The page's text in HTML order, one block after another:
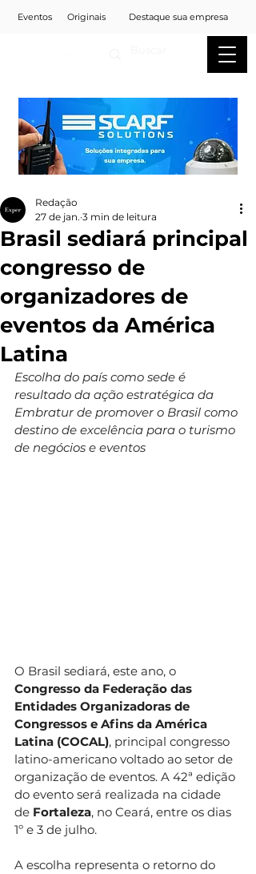
Eventos Originais Destaque sua empresa
Brasil sediará principal
congresso de
organizadores de
eventos da América
Latina
Redação
27 de jan. 3 min de leitura
Escolha do país como sede é
resultado da ação estratégica da
Embratur de promover o Brasil como
destino de excelência para o turismo
de negócios e eventos
O Brasil sediará, este ano, o
Congresso da Federação das
Entidades Organizadoras de
Congressos e Afins da América
Latina (COCAL), principal congresso
latino-americano voltado ao setor de
organização de eventos. A 42ª edição
do evento será realizada na cidade
de Fortaleza, no Ceará, entre os dias
1º e 3 de julho.
A escolha representa o retorno do